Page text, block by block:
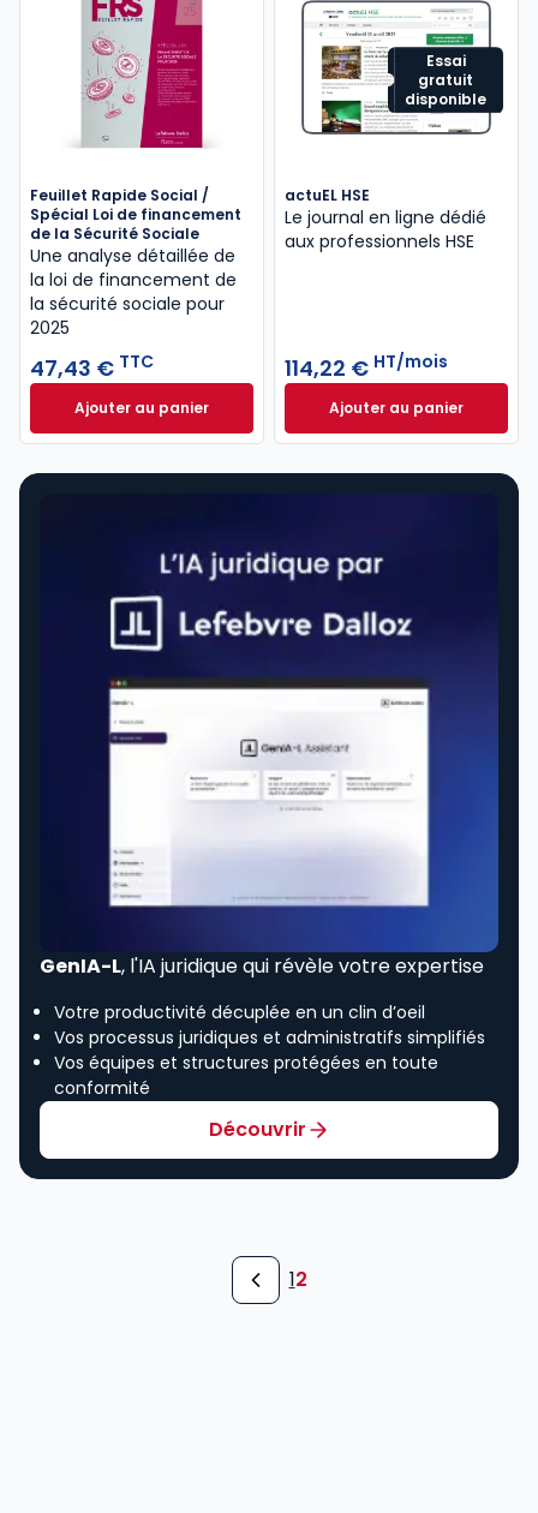
Feuillet Rapide Social /
Spécial Loi de financement
de la Sécurité Sociale
Une analyse détaillée de
la loi de financement de
la sécurité sociale pour
2025
47,43 € TTC
Ajouter au panierFeuillet Rapide Social / Spécial Loi de
Essai
gratuit
disponible
actuEL HSE
Le journal en ligne dédié
aux professionnels HSE
114,22 € HT/mois
Ajouter au panier
actuEL HSE à
GenIA-L, l'IA juridique qui révèle votre expertise
Votre productivité décuplée en un clin d’oeil
Vos processus juridiques et administratifs simplifiés
Vos équipes et structures protégées en toute
conformité
Découvrir
12